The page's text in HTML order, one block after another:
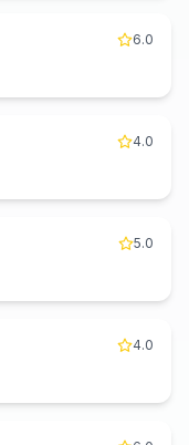
6.0
4.0
5.0
4.0